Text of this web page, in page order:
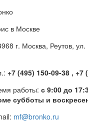
в Москве
г. Москва, Реутов,
+7 (495) 150-09-38 , +7
работы: с 9:00 до
субботы и
mf@bronko.ru